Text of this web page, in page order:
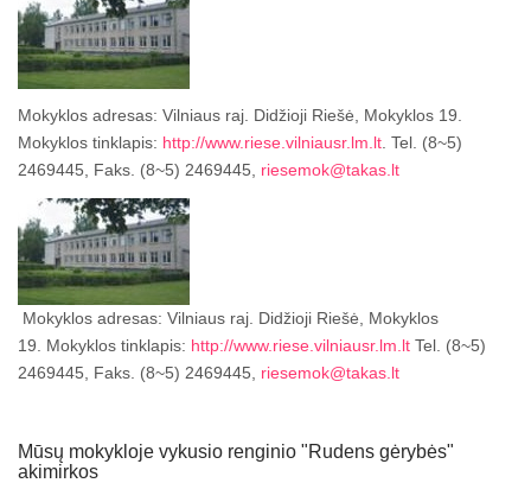
Mokyklos adresas: Vilniaus raj. Didžioji Riešė, Mokyklos 19.
Mokyklos tinklapis: http://www.riese.vilniausr.lm.lt. Tel. (8~5)
2469445, Faks. (8~5) 2469445, riesemok@takas.lt
Mokyklos adresas: Vilniaus raj. Didžioji Riešė, Mokyklos
19. Mokyklos tinklapis: http://www.riese.vilniausr.lm.lt Tel. (8~5)
2469445, Faks. (8~5) 2469445, riesemok@takas.lt
Mūsų mokykloje vykusio renginio "Rudens gėrybės"
akimirkos